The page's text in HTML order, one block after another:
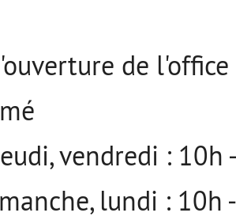
de
vendredi : 10h
lundi :